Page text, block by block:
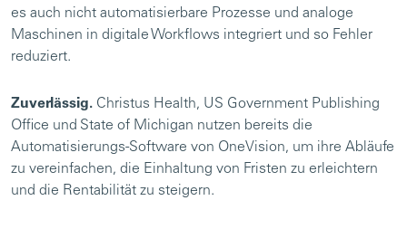
es auch nicht automatisierbare Prozesse und analoge
Maschinen in digitale Workflows integriert und so Fehler
reduziert.
Zuverlässig. Christus Health, US Government Publishing
Office und State of Michigan nutzen bereits die
Automatisierungs-Software von OneVision, um ihre Abläufe
zu vereinfachen, die Einhaltung von Fristen zu erleichtern
und die Rentabilität zu steigern.